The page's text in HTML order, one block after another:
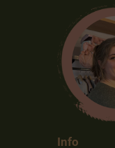
Info